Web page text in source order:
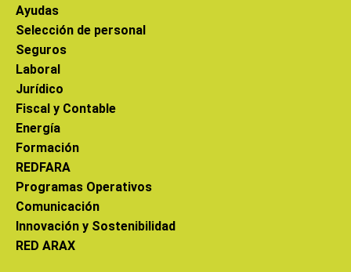
Ayudas
Selección de personal
Seguros
Laboral
Jurídico
Fiscal y Contable
Energía
Formación
REDFARA
Programas Operativos
Comunicación
Innovación y Sostenibilidad
RED ARAX